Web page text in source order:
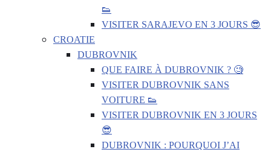
👟
VISITER SARAJEVO EN 3 JOURS 😎
CROATIE
DUBROVNIK
QUE FAIRE À DUBROVNIK ? 🧐
VISITER DUBROVNIK SANS
VOITURE 👟
VISITER DUBROVNIK EN 3 JOURS
😎
DUBROVNIK : POURQUOI J’AI